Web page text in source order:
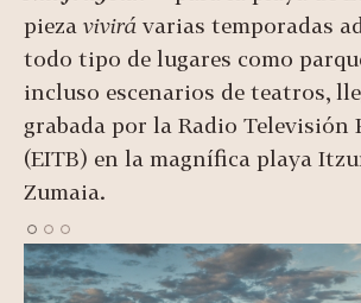
pieza vivirá varias temporadas
todo tipo de lugares como
incluso escenarios de teatros,
grabada por la Radio Televisión
(EITB) en la magnífica playa
Zumaia.